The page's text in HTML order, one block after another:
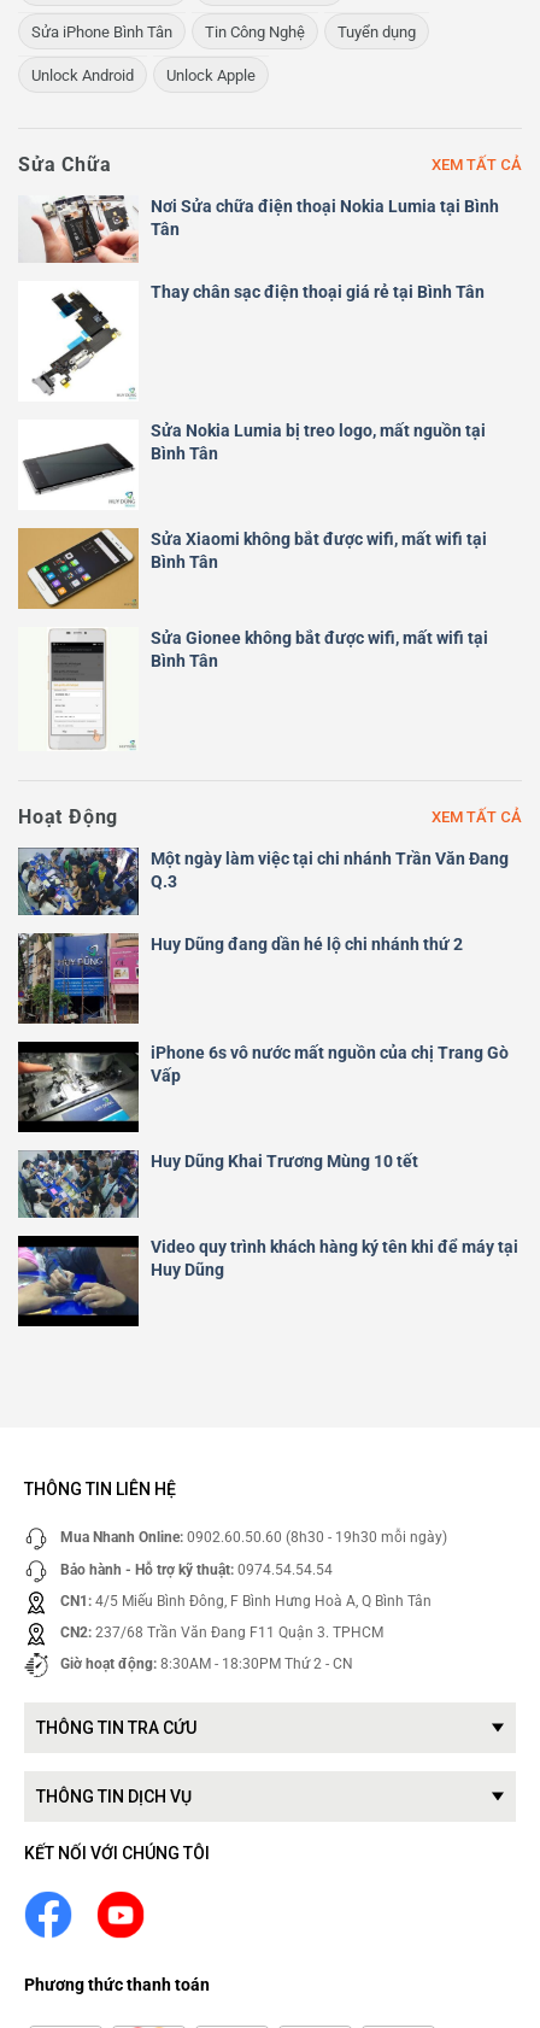
Sửa iPhone Bình Tân Tin Công Nghệ Tuyển dụng
Unlock Android Unlock Apple
Sửa Chữa XEM TẤT CẢ
Nơi Sửa chữa điện thoại Nokia Lumia tại Bình
Tân
Thay chân sạc điện thoại giá rẻ tại Bình Tân
Sửa Nokia Lumia bị treo logo, mất nguồn tại
Bình Tân
Sửa Xiaomi không bắt được wifi, mất wifi tại
Bình Tân
Sửa Gionee không bắt được wifi, mất wifi tại
Bình Tân
Hoạt Động XEM TẤT CẢ
Một ngày làm việc tại chi nhánh Trần Văn Đang
Q.3
Huy Dũng đang dần hé lộ chi nhánh thứ 2
iPhone 6s vô nước mất nguồn của chị Trang Gò
Vấp
Huy Dũng Khai Trương Mùng 10 tết
Video quy trình khách hàng ký tên khi để máy tại
Huy Dũng
THÔNG TIN LIÊN HỆ
Mua Nhanh Online: 0902.60.50.60 (8h30 - 19h30 mỗi ngày)
Bảo hành - Hỗ trợ kỹ thuật: 0974.54.54.54
CN1: 4/5 Miếu Bình Đông, F Bình Hưng Hoà A, Q Bình Tân
CN2: 237/68 Trần Văn Đang F11 Quận 3. TPHCM
Giờ hoạt động: 8:30AM - 18:30PM Thứ 2 - CN
THÔNG TIN TRA CỨU
THÔNG TIN DỊCH VỤ
KẾT NỐI VỚI CHÚNG TÔI
Phương thức thanh toán